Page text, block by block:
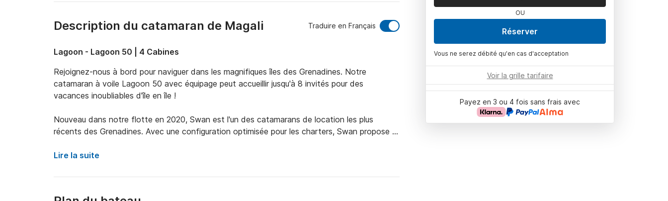
Description du catamaran de Magali Traduire en Français
Lagoon - Lagoon 50 | 4 Cabines
Rejoignez-nous à bord pour naviguer dans les magnifiques îles des Grenadines. Notre
catamaran à voile Lagoon 50 avec équipage peut accueillir jusqu'à 8 invités pour des
vacances inoubliables d'île en île !
Nouveau dans notre flotte en 2020, Swan est l'un des catamarans de location les plus
récents des Grenadines. Avec une configuration optimisée pour les charters, Swan propose
confortablement jusqu'à 8 personnes. Doté de la climatisation complète dans toutes les
de sécurité et de confort. La conception innovante de Lagoon permet une grande utilisation
Lire la suite
OU
Réserver
Vous ne serez débité qu'en cas d'acceptation
Voir la grille tarifaire
Payez en 3 ou 4 fois sans frais avec